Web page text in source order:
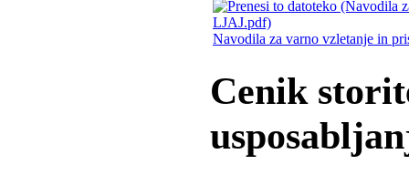
Navodila za varno vzletanje in
Cenik